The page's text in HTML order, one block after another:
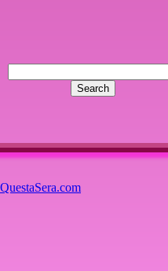
per questo